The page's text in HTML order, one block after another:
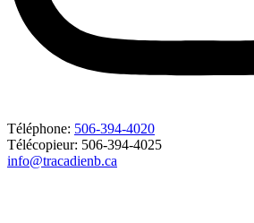
Téléphone: 506-394-4020
Télécopieur: 506-394-4025
info@tracadienb.ca